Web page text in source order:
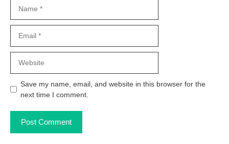
Save my name, email, and website in this browser for the
next time I comment.